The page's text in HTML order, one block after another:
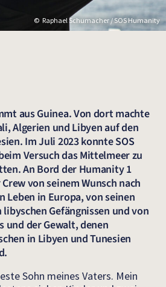
Raphael Schumacher / SOS Humanity
aus Guinea. Von dort machte
Algerien und Libyen auf den
Im Juli 2023 konnte SOS
Versuch das Mittelmeer zu
An Bord der Humanity 1
von seinem Wunsch nach
Leben in Europa, von seinen
Gefängnissen und von
und der Gewalt, denen
in Libyen und Tunesien
Sohn meines Vaters. Mein